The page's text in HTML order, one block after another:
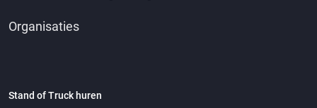
Organisaties
Stand of Truck huren